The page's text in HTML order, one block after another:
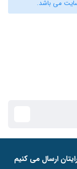
می باشد.
ارﺳﺎل ﻣﯽ ﮐﻨﯿﻢ